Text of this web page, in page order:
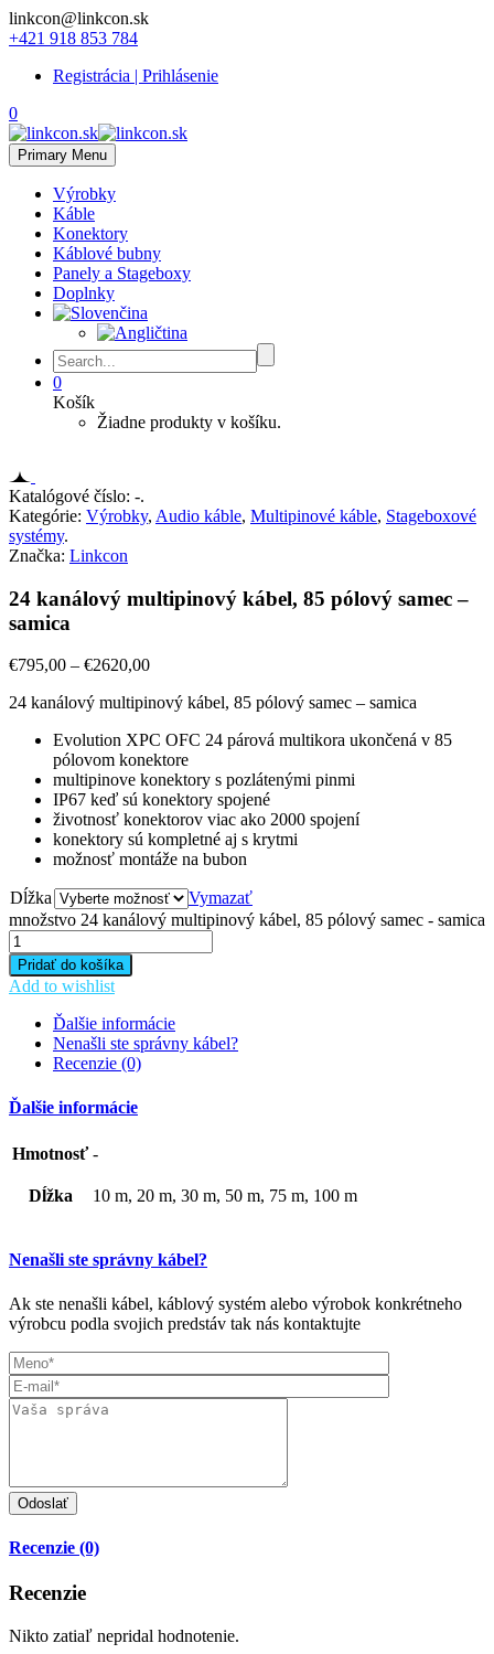
linkcon@linkcon.sk
+421 918 853 784
Registrácia | Prihlásenie
0
Primary Menu
Výrobky
Káble
Konektory
Káblové bubny
Panely a Stageboxy
Doplnky
0
Košík
Žiadne produkty v košíku.
Katalógové číslo: -.
Kategórie: Výrobky, Audio káble, Multipinové káble, Stageboxové
systémy.
Značka: Linkcon
24 kanálový multipinový kábel, 85 pólový samec –
samica
€795,00 – €2620,00
24 kanálový multipinový kábel, 85 pólový samec – samica
Evolution XPC OFC 24 párová multikora ukončená v 85
pólovom konektore
multipinove konektory s pozlátenými pinmi
IP67 keď sú konektory spojené
životnosť konektorov viac ako 2000 spojení
konektory sú kompletné aj s krytmi
možnosť montáže na bubon
Dĺžka
Vymazať
množstvo 24 kanálový multipinový kábel, 85 pólový samec - samica
Pridať do košíka
Add to wishlist
Ďalšie informácie
Nenašli ste správny kábel?
Recenzie (0)
Ďalšie informácie
Hmotnosť -
Dĺžka 10 m, 20 m, 30 m, 50 m, 75 m, 100 m
Nenašli ste správny kábel?
Ak ste nenašli kábel, káblový systém alebo výrobok konkrétneho
výrobcu podla svojich predstáv tak nás kontaktujte
Recenzie (0)
Recenzie
Nikto zatiaľ nepridal hodnotenie.